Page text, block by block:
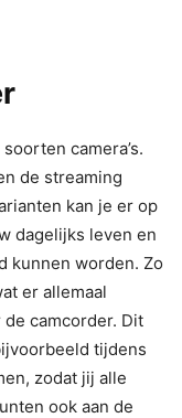
camera’s.
de streaming
kan je er op
dagelijks leven en
kunnen worden. Zo
er allemaal
camcorder. Dit
tijdens
zodat jij alle
ook aan de